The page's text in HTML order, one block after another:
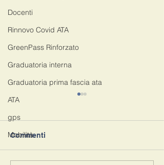
Docenti
Rinnovo Covid ATA
GreenPass Rinforzato
Graduatoria interna
Graduatoria prima fascia ata
ATA
gps
Mobilità
Commenti